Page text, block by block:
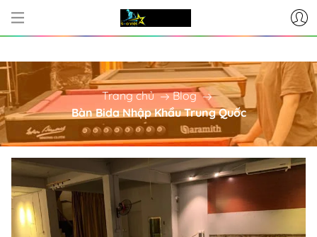
CƠ SỞ CUNG CẤP BÀN BI-A -
Trang chủ
Blog
Bàn Bida Nhập Khẩu Trung Quốc